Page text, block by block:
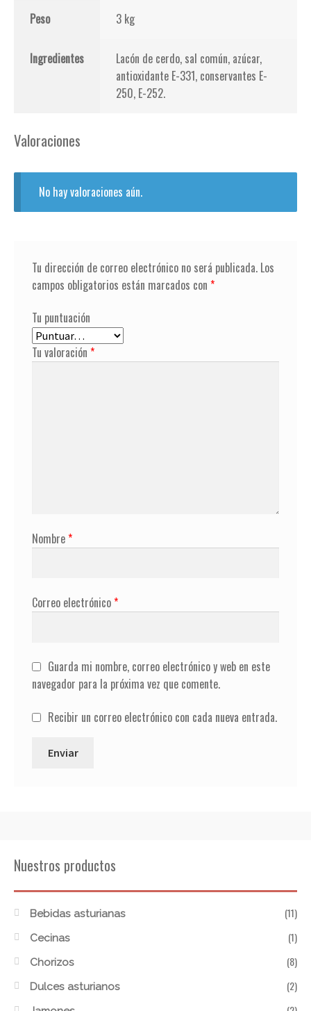
Peso 3 kg
Ingredientes
Lacón de cerdo, sal común, azúcar,
antioxidante E-331, conservantes E-
250, E-252.
Valoraciones
No hay valoraciones aún.
Tu dirección de correo electrónico no será publicada. Los
campos obligatorios están marcados con *
Tu puntuación
Tu valoración *
Nombre*
Correo electrónico*
Guarda mi nombre, correo electrónico y web en este
navegador para la próxima vez que comente.
Recibir un correo electrónico con cada nueva entrada.
Nuestros productos
Bebidas asturianas (11)
Cecinas (1)
Chorizos (8)
Dulces asturianos (2)